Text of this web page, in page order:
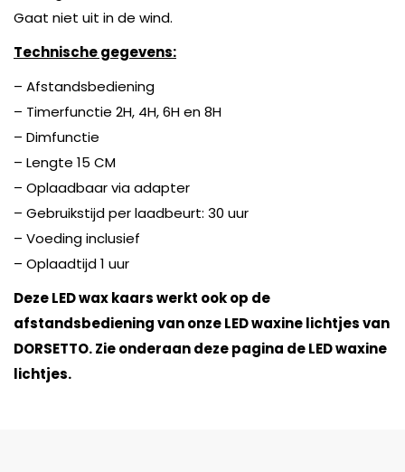
Gaat niet uit in de wind.
Technische gegevens:
– Afstandsbediening
– Timerfunctie 2H, 4H, 6H en 8H
– Dimfunctie
– Lengte 15 CM
– Oplaadbaar via adapter
– Gebruikstijd per laadbeurt: 30 uur
– Voeding inclusief
– Oplaadtijd 1 uur
Deze LED wax kaars werkt ook op de
afstandsbediening van onze LED waxine lichtjes van
DORSETTO. Zie onderaan deze pagina de LED waxine
lichtjes.